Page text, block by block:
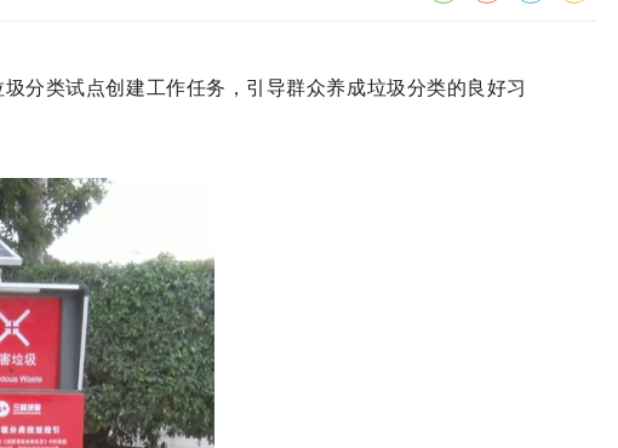
分类试点创建工作任务，引导群众养成垃圾分类的良好习